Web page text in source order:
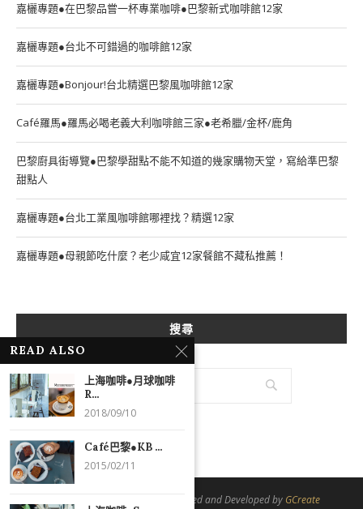
嘉欐專題●在巴黎品嘗一杯專業咖啡●巴黎新式咖啡館12家
嘉欐專題●台北不可錯過的咖啡館12家
嘉欐專題●Bonjour!台北精選巴黎風咖啡館12家
Café羅馬●羅馬必喝老義大利咖啡館三家●老希臘/金杯/鹿角
巴黎廚具街導覽●巴黎學甜點不能不知道的幾家購物天堂，寫給準巴黎
甜點人
嘉欐專題●台北工業風咖啡館哪裡找？精選12家
嘉欐專題●母親節吃什麼？老少咸宜12家餐館不藏私推薦！
搜尋
@2021 - All Right Reserved. Designed and Developed by GCreate
READ ALSO
上海咖啡●月球咖啡
R...
2018/09/10
Café巴黎●KB ...
2015/02/11